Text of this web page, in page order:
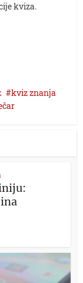
kviza.
kviz znanja